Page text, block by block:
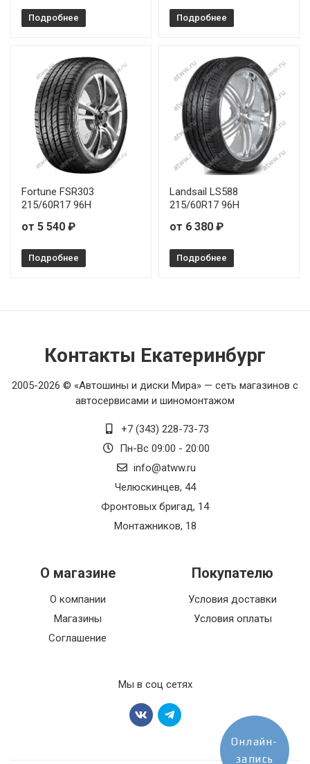
Подробнее Подробнее
Fortune FSR303
215/60R17 96H
от 5 540 ₽
Подробнее
Landsail LS588
215/60R17 96H
от 6 380 ₽
Подробнее
Контакты Екатеринбург
2005-2026 © «Автошины и диски Мира» — сеть магазинов с
автосервисами и шиномонтажом
+7 (343) 228-73-73
Пн-Вс 09:00 - 20:00
info@atww.ru
Челюскинцев, 44
Фронтовых бригад, 14
Монтажников, 18
О магазине
О компании
Магазины
Соглашение
Покупателю
Условия доставки
Условия оплаты
Мы в соц сетях
Онлайн-
запись